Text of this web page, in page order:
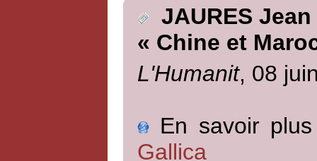
JAURES Jean
« Chine et
L'Humanit, 08
En savoir
Gallica